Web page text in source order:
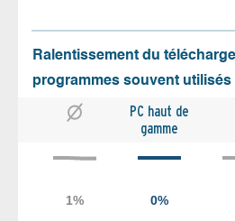
Ralentissement du
programmes souvent utilisés
PC haut de
gamme